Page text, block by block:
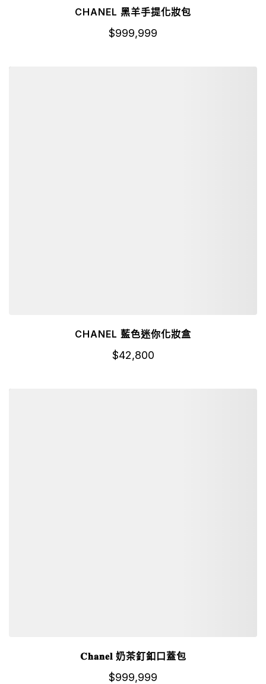
CHANEL 黑羊手提化妝包
$999,999
CHANEL 藍色迷你化妝盒
$42,800
𝐂𝐡𝐚𝐧𝐞𝐥 奶茶釘釦口蓋包
$999,999